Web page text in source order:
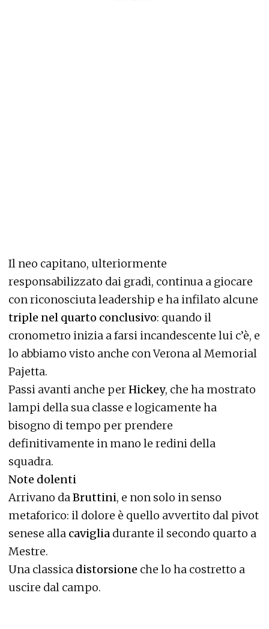
Il neo capitano, ulteriormente
responsabilizzato dai gradi, continua a giocare
con riconosciuta leadership e ha infilato alcune
triple nel quarto conclusivo: quando il
cronometro inizia a farsi incandescente lui c’è, e
lo abbiamo visto anche con Verona al Memorial
Pajetta.
Passi avanti anche perHickey, che ha mostrato
lampi della sua classe e logicamente ha
bisogno di tempo per prendere
definitivamente in mano le redini della
squadra.
Note dolenti
Arrivano daBruttini, e non solo in senso
metaforico: il dolore è quello avvertito dal pivot
senese alla caviglia durante il secondo quarto a
Mestre.
Una classica distorsione che lo ha costretto a
uscire dal campo.